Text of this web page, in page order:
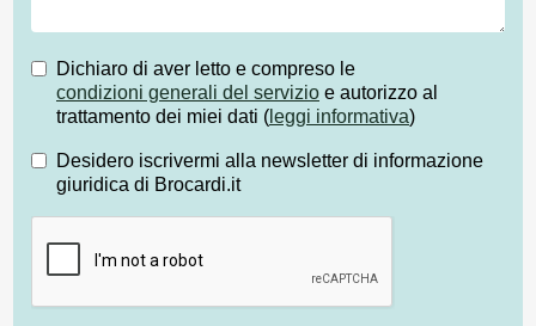
Dichiaro di aver letto e compreso le
condizioni generali del servizio e autorizzo al
trattamento dei miei dati ( leggi informativa)
Desidero iscrivermi alla newsletter di informazione
giuridica di Brocardi.it